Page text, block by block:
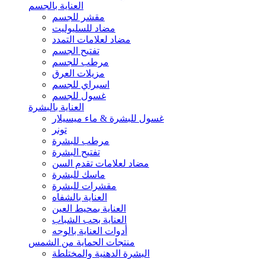
العناية بالجسم
مقشر للجسم
مضاد للسليوليت
مضاد لعلامات التمدد
تفتيح الجسم
مرطب للجسم
مزيلات العرق
اسبراي للجسم
غسول للجسم
العناية بالبشرة
غسول للبشرة & ماء ميسيلار
تونر
مرطب للبشرة
تفتيح البشرة
مضاد لعلامات تقدم السن
ماسك للبشرة
مقشرات للبشرة
العناية بالشفاه
العناية بمحيط العين
العناية بحب الشباب
أدوات العناية بالوجه
منتجات الحماية من الشمس
البشرة الدهنية والمختلطة